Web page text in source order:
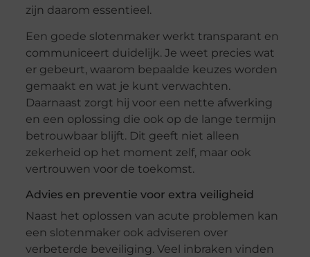
zijn daarom essentieel.
Een goede slotenmaker werkt transparant en
communiceert duidelijk. Je weet precies wat
er gebeurt, waarom bepaalde keuzes worden
gemaakt en wat je kunt verwachten.
Daarnaast zorgt hij voor een nette afwerking
en een oplossing die ook op de lange termijn
betrouwbaar blijft. Dit geeft niet alleen
zekerheid op het moment zelf, maar ook
vertrouwen voor de toekomst.
Advies en preventie voor extra veiligheid
Naast het oplossen van acute problemen kan
een slotenmaker ook adviseren over
verbeterde beveiliging. Veel inbraken vinden